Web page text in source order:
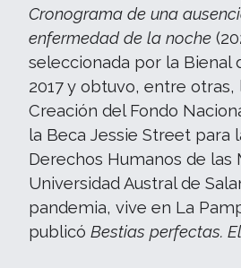
Cronograma de una
enfermedad de la noche
seleccionada por la Bienal
2017 y obtuvo, entre otras,
Creación del Fondo
la Beca Jessie Street para
Derechos Humanos de las
Universidad Austral de
pandemia, vive en La
publicó Bestias perfectas.